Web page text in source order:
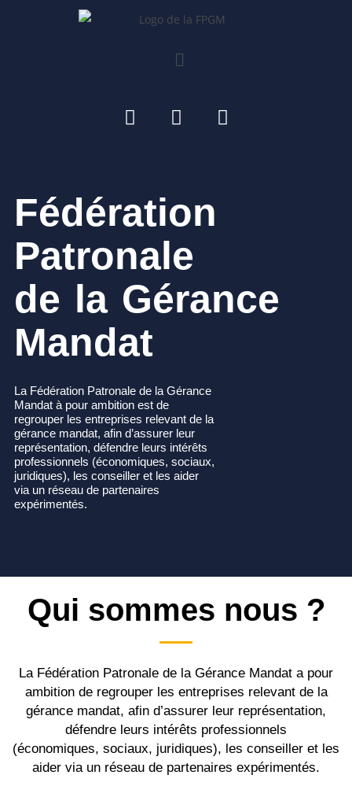
Fédération
Patronale
de la Gérance
Mandat
La Fédération Patronale de la Gérance
Mandat à pour ambition est de
regrouper les entreprises relevant de la
gérance mandat, afin d’assurer leur
représentation, défendre leurs intérêts
professionnels (économiques, sociaux,
juridiques), les conseiller et les aider
via un réseau de partenaires
expérimentés.
Qui sommes nous ?
La Fédération Patronale de la Gérance Mandat a pour
ambition de regrouper les entreprises relevant de la
gérance mandat, afin d’assurer leur représentation,
défendre leurs intérêts professionnels
(économiques, sociaux, juridiques), les conseiller et les
aider via un réseau de partenaires expérimentés.